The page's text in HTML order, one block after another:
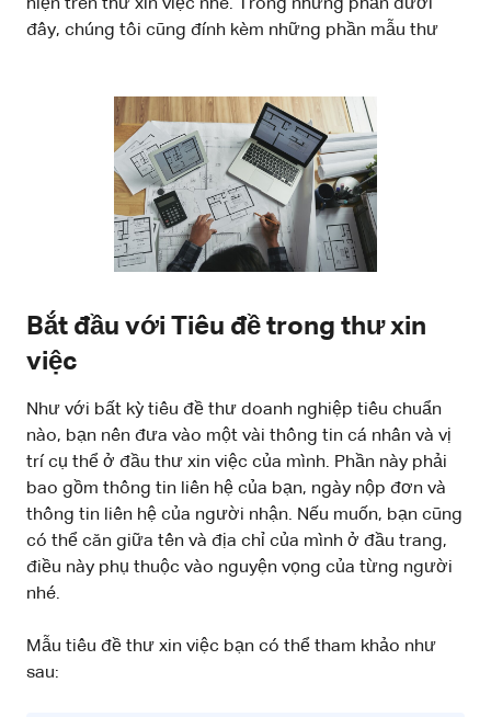
hiện trên thư xin việc nhé. Trong những phần dưới
đây, chúng tôi cũng đính kèm những phần mẫu thư
Bắt đầu với Tiêu đề trong thư xin
việc
Như với bất kỳ tiêu đề thư doanh nghiệp tiêu chuẩn
nào, bạn nên đưa vào một vài thông tin cá nhân và vị
trí cụ thể ở đầu thư xin việc của mình. Phần này phải
bao gồm thông tin liên hệ của bạn, ngày nộp đơn và
thông tin liên hệ của người nhận. Nếu muốn, bạn cũng
có thể căn giữa tên và địa chỉ của mình ở đầu trang,
điều này phụ thuộc vào nguyện vọng của từng người
nhé.
Mẫu tiêu đề thư xin việc bạn có thể tham khảo như
sau: